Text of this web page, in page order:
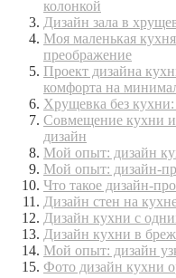
колонкой
Дизайн зала в
Моя маленькая
преображение
Проект дизайна
комфорта на
Хрущевка без
Совмещение кухни и
дизайн
Мой опыт: дизайн
Мой опыт: дизайн-
Что такое дизайн-
Дизайн стен на
Дизайн кухни с
Дизайн кухни в
Мой опыт: дизайн
Фото дизайн кухни